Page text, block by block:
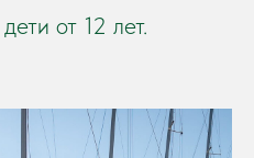
от 12 лет.